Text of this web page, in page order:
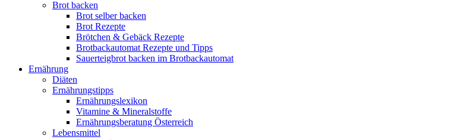
Brot backen
Brot selber backen
Brot Rezepte
Brötchen & Gebäck Rezepte
Brotbackautomat Rezepte und Tipps
Sauerteigbrot backen im Brotbackautomat
Ernährung
Diäten
Ernährungstipps
Ernährungslexikon
Vitamine & Mineralstoffe
Ernährungsberatung Österreich
Lebensmittel